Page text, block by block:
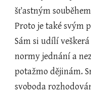
šťastným
Proto je také svým
Sám si udílí
normy jednání a
potažmo dějinám.
svoboda